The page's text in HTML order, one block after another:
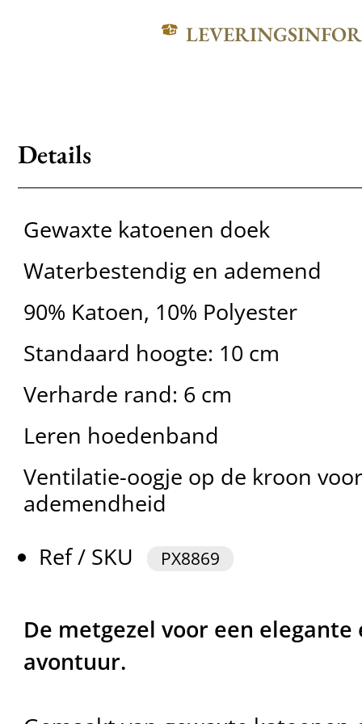
Details
Gewaxte katoenen doek
Waterbestendig en ademend
90% Katoen, 10% Polyester
Standaard hoogte: 10 cm
Verharde rand: 6 cm
Leren hoedenband
Ventilatie-oogje op de kroon
ademendheid
Ref / SKU
PX8869
De metgezel voor een elegante
avontuur.